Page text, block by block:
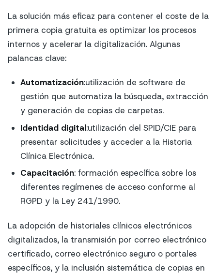
La solución más eficaz para contener el coste de la
primera copia gratuita es optimizar los procesos
internos y acelerar la digitalización. Algunas
palancas clave:
Automatización:utilización de software de
gestión que automatiza la búsqueda, extracción
y generación de copias de carpetas.
Identidad digital:utilización del SPID/CIE para
presentar solicitudes y acceder a la Historia
Clínica Electrónica.
Capacitación: formación específica sobre los
diferentes regímenes de acceso conforme al
RGPD y la Ley 241/1990.
La adopción de historiales clínicos electrónicos
digitalizados, la transmisión por correo electrónico
certificado, correo electrónico seguro o portales
específicos, y la inclusión sistemática de copias en